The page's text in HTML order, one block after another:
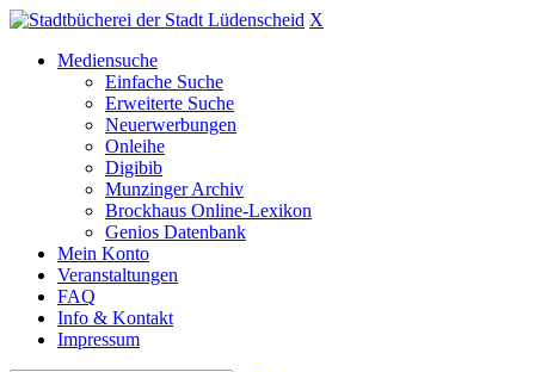
X
Mediensuche
Einfache Suche
Erweiterte Suche
Neuerwerbungen
Onleihe
Digibib
Munzinger Archiv
Brockhaus Online-Lexikon
Genios Datenbank
Mein Konto
Veranstaltungen
FAQ
Info & Kontakt
Impressum